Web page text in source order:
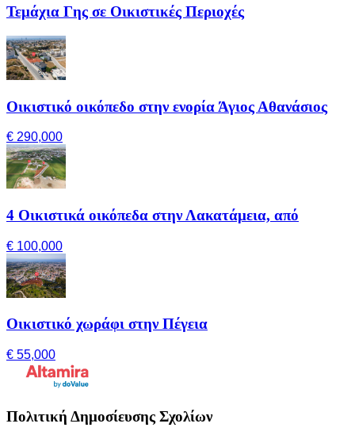
Τεμάχια Γης σε Οικιστικές Περιοχές
Οικιστικό οικόπεδο στην ενορία Άγιος Αθανάσιος
€ 290,000
4 Οικιστικά οικόπεδα στην Λακατάμεια, από
€ 100,000
Οικιστικό χωράφι στην Πέγεια
€ 55,000
Πολιτική Δημοσίευσης Σχολίων